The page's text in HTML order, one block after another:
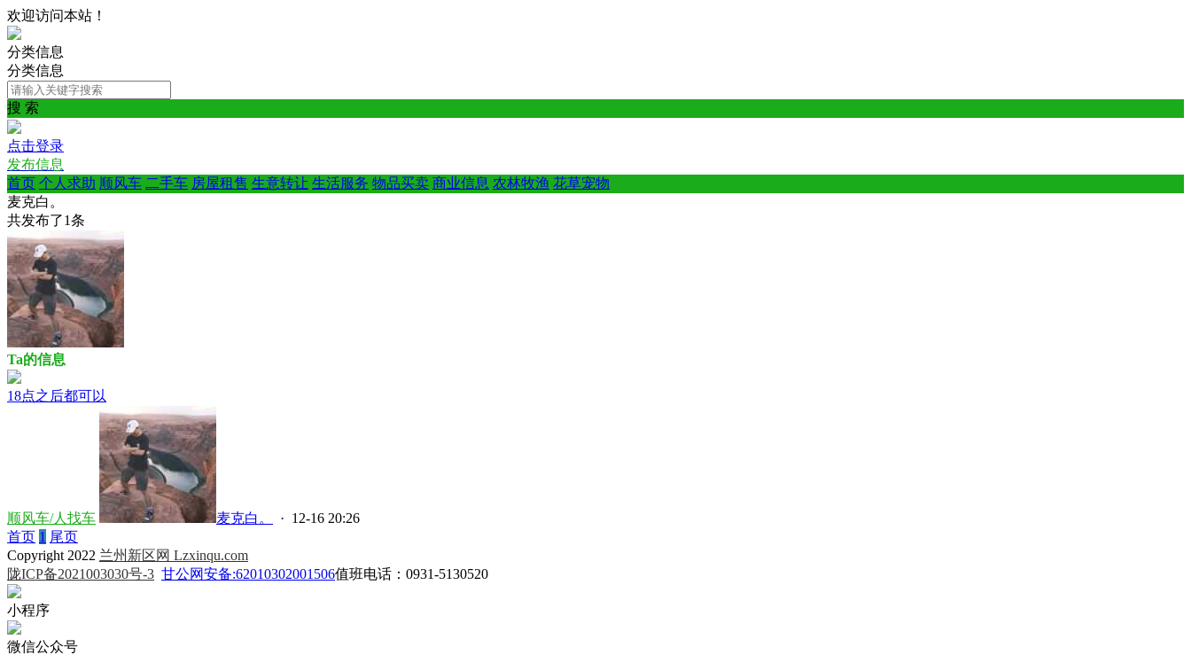
欢迎访问本站！
分类信息
分类信息
搜 索
点击登录
发布信息
首页 个人求助 顺风车 二手车 房屋租售 生意转让 生活服务 物品买卖 商业信息 农林牧渔 花草宠物
麦克白。
共发布了1条
Ta的信息
18点之后都可以
顺风车/人找车 麦克白。
· 12-16 20:26
首页 1 尾页
Copyright 2022 兰州新区网 Lzxinqu.com
陇ICP备2021003030号-3 甘公网安备:62010302001506值班电话：0931-5130520
小程序
微信公众号